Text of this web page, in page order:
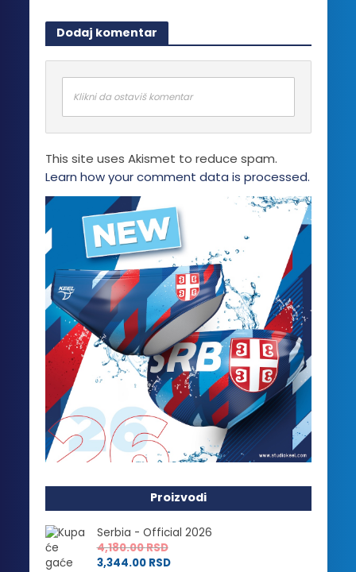
Dodaj komentar
Klikni da ostaviš komentar
This site uses Akismet to reduce spam.
Learn how your comment data is processed.
Proizvodi
Serbia - Official 2026
4,180.00RSD
3,344.00 RSD